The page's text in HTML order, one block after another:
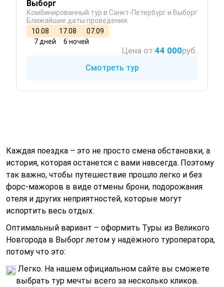
Выборг
Комбинированный тур в Санкт-Петербург и Выборг
Ближайшие даты проведения:
10.08
17.08
07.09
7 дней
6 ночей
Цена от:44 000руб.
Смотреть тур
Каждая поездка – это не просто смена обстановки, а
история, которая останется с вами навсегда. Поэтому
так важно, чтобы путешествие прошло легко и без
форс-мажоров в виде отмены брони, подорожания
отеля и других неприятностей, которые могут
испортить весь отдых.
Оптимальный вариант – оформить Туры из Великого
Новгорода в Выборг летом у надёжного туроператора,
потому что это:
Легко. На нашем официальном сайте вы сможете
выбрать тур мечты всего за несколько кликов.